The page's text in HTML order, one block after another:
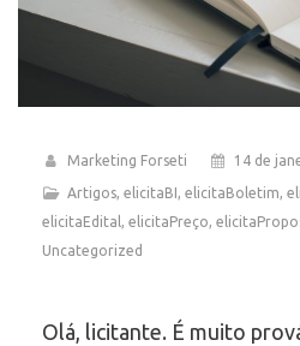
Marketing Forseti 14 de
Artigos, elicitaBI , elicitaBoletim,
elicitaEdital , elicitaPreço,
Uncategorized
Olá, licitante. É muito